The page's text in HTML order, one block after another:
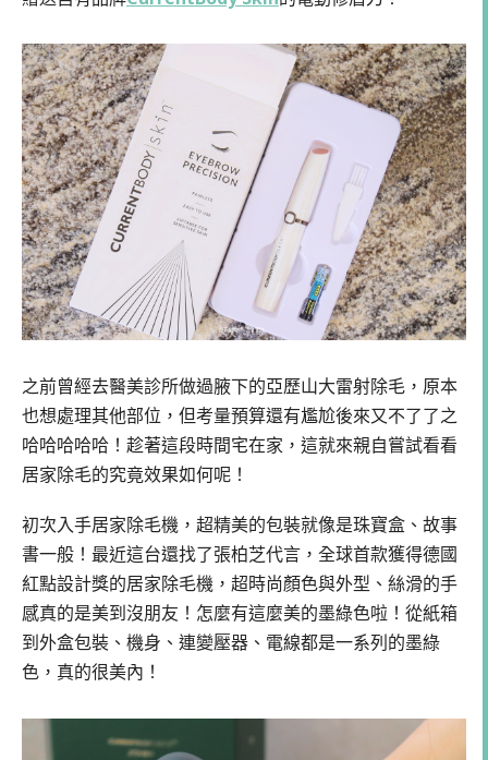
之前曾經去醫美診所做過腋下的亞歷山大雷射除毛，原本
也想處理其他部位，但考量預算還有尷尬後來又不了了之
哈哈哈哈哈！趁著這段時間宅在家，這就來親自嘗試看看
居家除毛的究竟效果如何呢！
初次入手居家除毛機，超精美的包裝就像是珠寶盒、故事
書一般！最近這台還找了張柏芝代言，全球首款獲得德國
紅點設計獎的居家除毛機，超時尚顏色與外型、絲滑的手
感真的是美到沒朋友！怎麼有這麼美的墨綠色啦！從紙箱
到外盒包裝、機身、連變壓器、電線都是一系列的墨綠
色，真的很美內！